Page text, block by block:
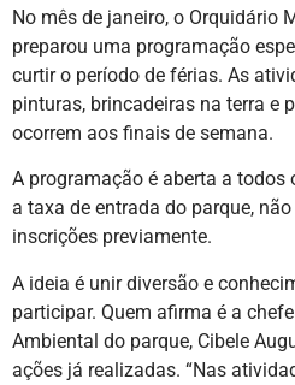
No mês de janeiro, o Orquidário
preparou uma programação
curtir o período de férias. As
pinturas, brincadeiras na terra e
ocorrem aos finais de semana.
A programação é aberta a todos
a taxa de entrada do parque,
inscrições previamente.
A ideia é unir diversão e
participar. Quem afirma é a
Ambiental do parque, Cibele
ações já realizadas. “Nas